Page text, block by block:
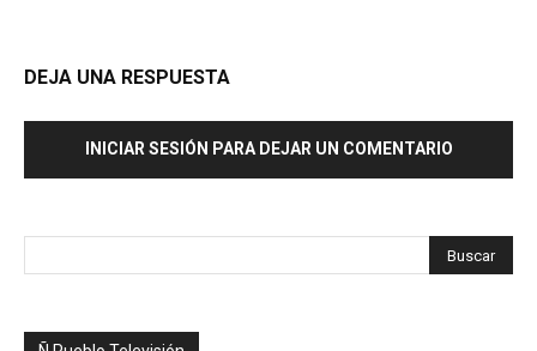
DEJA UNA RESPUESTA
INICIAR SESIÓN PARA DEJAR UN COMENTARIO